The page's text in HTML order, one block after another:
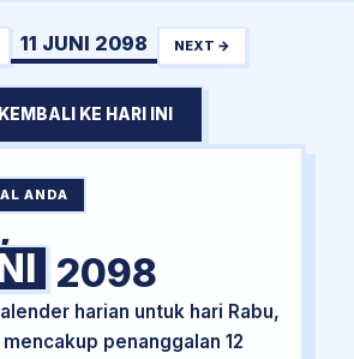
11 JUNI 2098 NEXT →
KEMBALI KE HARI INI
ANDA
2098
harian untuk hari Rabu,
mencakup penanggalan 12